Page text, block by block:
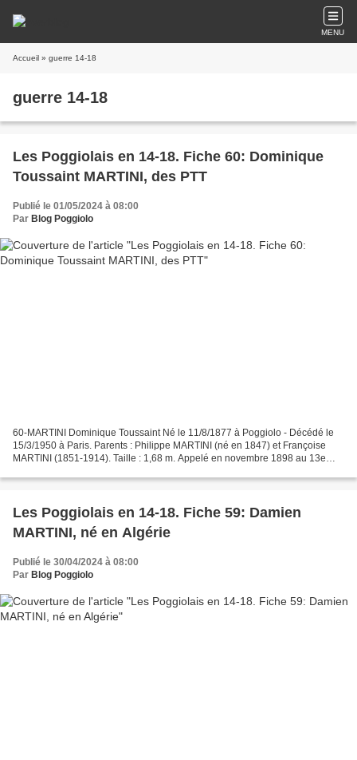
MENU
Accueil » guerre 14-18
guerre 14-18
Les Poggiolais en 14-18. Fiche 60: Dominique
Toussaint MARTINI, des PTT
Publié le 01/05/2024 à 08:00
Par Blog Poggiolo
60-MARTINI Dominique Toussaint Né le 11/8/1877 à Poggiolo - Décédé le
15/3/1950 à Paris. Parents : Philippe MARTINI (né en 1847) et Françoise
MARTINI (1851-1914). Taille : 1,68 m. Appelé en novembre 1898 au 13e
Les Poggiolais en 14-18. Fiche 59: Damien
MARTINI, né en Algérie
Publié le 30/04/2024 à 08:00
Par Blog Poggiolo